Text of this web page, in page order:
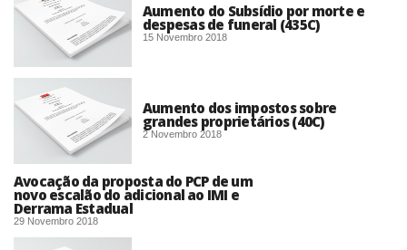
Aumento do Subsídio por morte e
despesas de funeral (435C)
15 Novembro 2018
Aumento dos impostos sobre
grandes proprietários (40C)
2 Novembro 2018
Avocação da proposta do PCP de um
novo escalão do adicional ao IMI e
Derrama Estadual
29 Novembro 2018